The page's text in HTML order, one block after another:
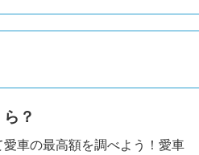
？
車の最高額を調べよう！愛車